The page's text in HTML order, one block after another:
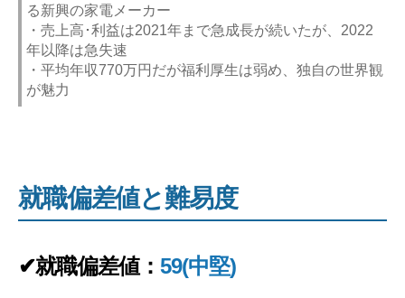
る新興の家電メーカー
・売上高･利益は2021年まで急成長が続いたが、2022
年以降は急失速
・平均年収770万円だが福利厚生は弱め、独自の世界観
が魅力
就職偏差値と難易度
✔就職偏差値：59(中堅)